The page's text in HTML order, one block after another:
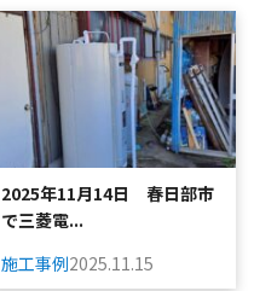
2025年11月14日 春日部市
で三菱電...
施工事例2025.11.15